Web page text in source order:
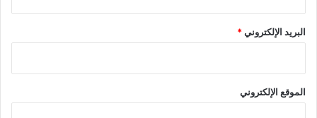
البريد الإلكتروني*
الموقع الإلكتروني